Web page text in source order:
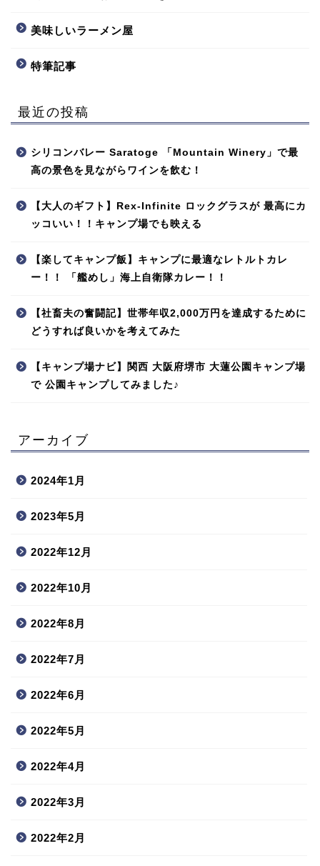
美味しいラーメン屋
特筆記事
最近の投稿
シリコンバレー Saratoge 「Mountain Winery」で最
高の景色を見ながらワインを飲む！
【大人のギフト】Rex-Infinite ロックグラスが 最高にカ
ッコいい！！キャンプ場でも映える
【楽してキャンプ飯】キャンプに最適なレトルトカレ
ー！！ 「艦めし」海上自衛隊カレー！！
【社畜夫の奮闘記】世帯年収2,000万円を達成するために
どうすれば良いかを考えてみた
【キャンプ場ナビ】関西 大阪府堺市 大蓮公園キャンプ場
で 公園キャンプしてみました♪
アーカイブ
2024年1月
2023年5月
2022年12月
2022年10月
2022年8月
2022年7月
2022年6月
2022年5月
2022年4月
2022年3月
2022年2月